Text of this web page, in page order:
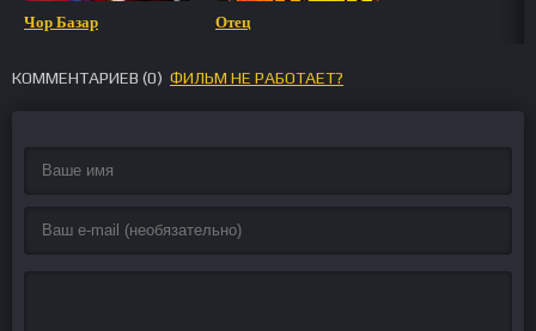
Чор Базар Отец
КОММЕНТАРИЕВ (0) ФИЛЬМ НЕ РАБОТАЕТ?